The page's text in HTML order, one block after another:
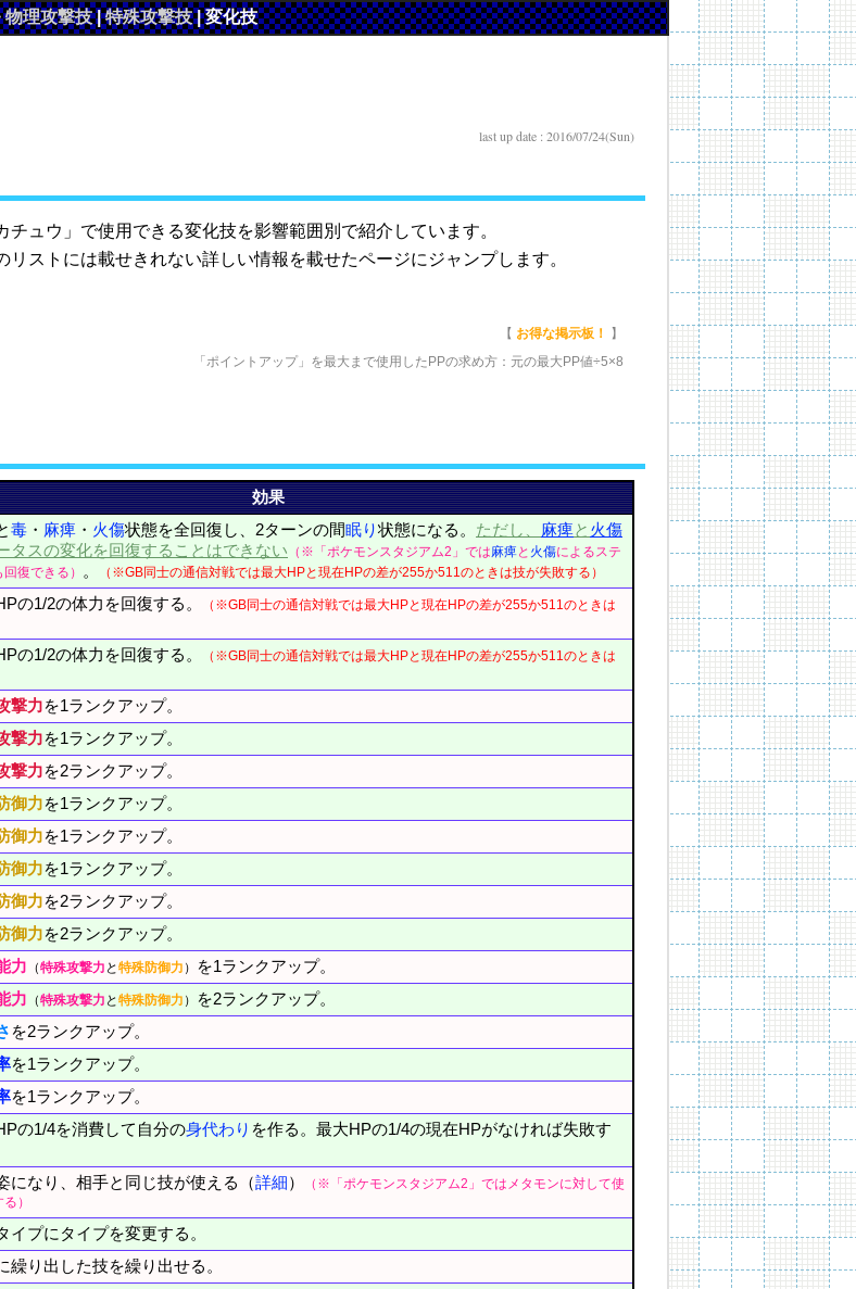
物理攻撃技|特殊攻撃技|変化技
last up date : 2016/07/24(Sun)
ュウ」で使用できる変化技を影響範囲別で紹介しています。
ストには載せきれない詳しい情報を載せたページにジャンプします。
【 お得な掲示板！
】
「ポイントアップ」を最大まで使用したPPの求め方：元の最大PP値÷5×8
効果
毒 ・ 麻痺 ・ 火傷状態を全回復し、2ターンの間眠り状態になる。 ただし、 麻痺と 火傷
タスの変化を回復することはできない （※「ポケモンスタジアム2」では麻痺と 火傷によるステ
復できる）
。 （※GB同士の通信対戦では最大HPと現在HPの差が255か511のときは技が失敗する）
の1/2の体力を回復する。
（※GB同士の通信対戦では最大HPと現在HPの差が255か511のときは
の1/2の体力を回復する。
（※GB同士の通信対戦では最大HPと現在HPの差が255か511のときは
撃力を1ランクアップ。
撃力を1ランクアップ。
撃力を2ランクアップ。
御力を1ランクアップ。
御力を1ランクアップ。
御力を1ランクアップ。
御力を2ランクアップ。
御力を2ランクアップ。
力 （特殊攻撃力 と特殊防御力 ）
を1ランクアップ。
力 （特殊攻撃力 と特殊防御力 ）
を2ランクアップ。
を2ランクアップ。
を1ランクアップ。
を1ランクアップ。
の1/4を消費して自分の身代わり を作る。最大HPの1/4の現在HPがなければ失敗す
になり、相手と同じ技が使える（詳細）
（※「ポケモンスタジアム2」ではメタモンに対して使
）
イプにタイプを変更する。
繰り出した技を繰り出せる。